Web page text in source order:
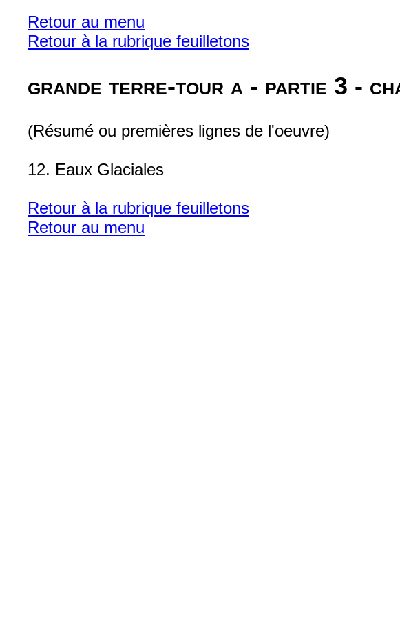
Retour au menu
Retour à la rubrique feuilletons
grande terre-tour a - partie 3 -
(Résumé ou premières lignes de l'oeuvre)
12. Eaux Glaciales
Retour à la rubrique feuilletons
Retour au menu